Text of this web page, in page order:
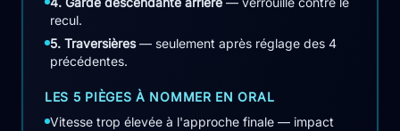
recul.
5. Traversières— seulement après réglage des 4
précédentes.
LES 5 PIÈGES À NOMMER EN ORAL
Vitesse trop élevée à l'approche finale — impact